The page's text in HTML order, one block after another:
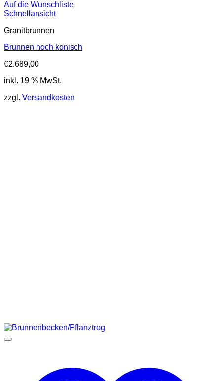
Auf die Wunschliste
Schnellansicht
Granitbrunnen
Brunnen hoch konisch
€2.689,00
inkl. 19 % MwSt.
zzgl. Versandkosten